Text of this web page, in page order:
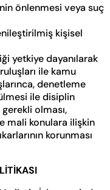
önlenmesi veya suç
kişisel
yetkiye dayanılarak
ile kamu
denetleme
ile disiplin
olması,
mali konulara ilişkin
korunması